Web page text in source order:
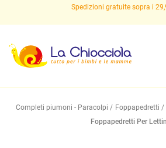
Spedizioni gratuite sopra i
Completi piumoni - Paracolpi Foppapedretti
Foppapedretti Per